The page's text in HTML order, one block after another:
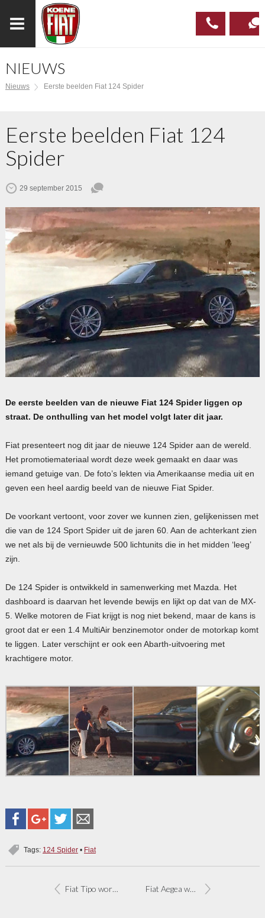
NIEUWS
Nieuws Eerste beelden Fiat 124 Spider
Eerste beelden Fiat 124
Spider
29 september 2015
De eerste beelden van de nieuwe Fiat 124 Spider liggen op
straat. De onthulling van het model volgt later dit jaar.
Fiat presenteert nog dit jaar de nieuwe 124 Spider aan de wereld.
Het promotiemateriaal wordt deze week gemaakt en daar was
iemand getuige van. De foto’s lekten via Amerikaanse media uit en
geven een heel aardig beeld van de nieuwe Fiat Spider.
De voorkant vertoont, voor zover we kunnen zien, gelijkenissen met
die van de 124 Sport Spider uit de jaren 60. Aan de achterkant zien
we net als bij de vernieuwde 500 lichtunits die in het midden ‘leeg’
zijn.
De 124 Spider is ontwikkeld in samenwerking met Mazda. Het
dashboard is daarvan het levende bewijs en lijkt op dat van de MX-
5. Welke motoren de Fiat krijgt is nog niet bekend, maar de kans is
groot dat er een 1.4 MultiAir benzinemotor onder de motorkap komt
te liggen. Later verschijnt er ook een Abarth-uitvoering met
krachtigere motor.
Tags: 124 Spider• Fiat
Fiat Tipo wordt goedkoopste auto in segment [update] Fiat Aegea wordt ‘Ikea auto’